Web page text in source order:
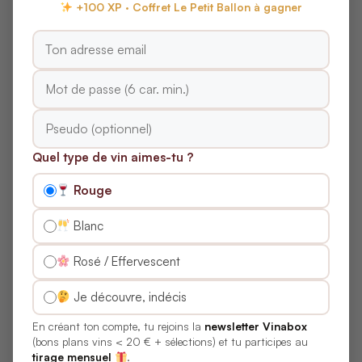
L’orientation des coteaux et les types de
sols influent-ils beaucoup sur le style des
rosés ?
Quels sont les accords et le potentiel de
Millésimes Pfalz –
Mittelhaardt-Deutsche
Weinstraße : qualité,
garde et typicité
Les millésimes de laPfalz (Mittelhaardt-Deutsche
+100 XP · Coffret Le Petit Ballon à gagner
Quel type de vin aimes-tu ?
Rouge
Blanc
Rosé / Effervescent
Je découvre, indécis
En créant ton compte, tu rejoins la newsletter Vinabox
(bons plans vins < 20 € + sélections) et tu participes au
tirage mensuel
.